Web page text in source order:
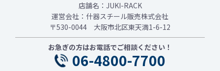
店舗名：JUKI-RACK
運営会社：什器スチール販売株式会社
〒530-0044 大阪市北区東天満1-6-12
お急ぎの方はお電話でご相談ください！
06-4800-7700